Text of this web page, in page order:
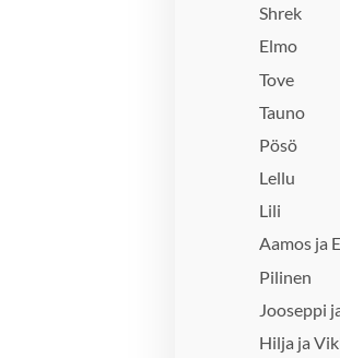
Shrek
Elmo
Tove
Tauno
Pösö
Lellu
Lili
Aamos ja
Pilinen
Jooseppi
Hilja ja